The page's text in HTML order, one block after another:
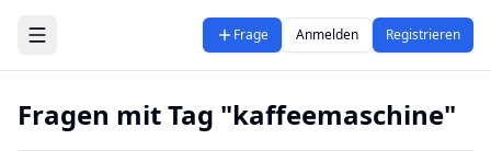
Zum Hauptinhalt springen
Frage Anmelden Registrieren
Fragen mit Tag "kaffeemaschine"